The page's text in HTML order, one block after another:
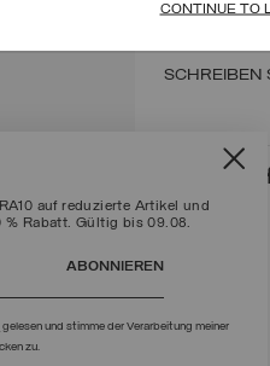
auf reduzierte Artikel und
% Rabatt. Gültig bis 09.08.
ABONNIEREN
gelesen und stimme der Verarbeitung meiner
zu.
CONTINUE TO
+39 02 8295
SCHREIBEN